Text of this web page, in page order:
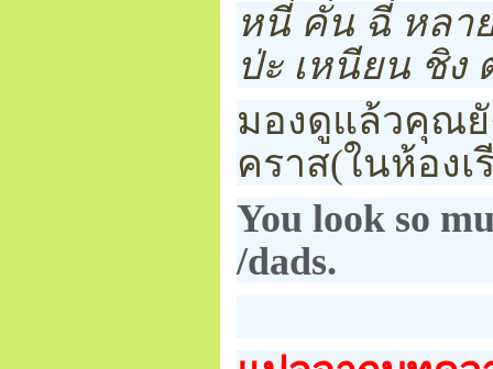
หนี่ คั่น ฉี่ หลา
ป่ะ เหนียน ชิง
มองดูแล้วคุณยั
คราส(ในห้อง
You look so
/dads.